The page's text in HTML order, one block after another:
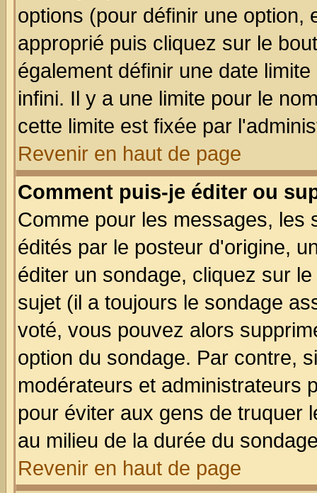
options (pour définir une option,
approprié puis cliquez sur le
également définir une date
infini. Il y a une limite pour le
cette limite est fixée par
Revenir en haut de page
Comment puis-je éditer ou
Comme pour les messages, les
édités par le posteur d'origine,
éditer un sondage, cliquez sur
sujet (il a toujours le sondage
voté, vous pouvez alors
option du sondage. Par contre,
modérateurs et administrateurs
pour éviter aux gens de truquer
au milieu de la durée du
Revenir en haut de page